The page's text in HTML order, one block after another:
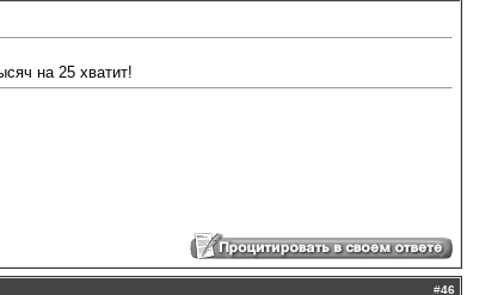
на 25 хватит!
#46